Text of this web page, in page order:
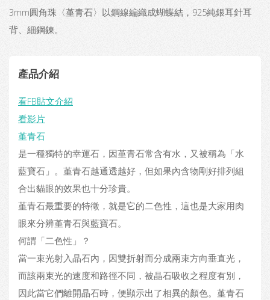
3mm圓角珠〈堇青石〉以鋼線編織成蝴蝶結，925純銀耳針耳
背、細鋼鍊。
產品介紹
看FB貼文介紹
看影片
堇青石
是一種獨特的幸運石，因堇青石常含有水，又被稱為「水
藍寶石」。堇青石越通透越好，但如果內含物剛好排列組
合出貓眼的效果也十分珍貴。
堇青石最重要的特徵，就是它的二色性，這也是大家用肉
眼來分辨堇青石與藍寶石。
何謂「二色性」？
當一束光射入晶石內，因雙折射而分成兩束方向垂直光，
而該兩束光的速度和路徑不同，被晶石吸收之程度有別，
因此當它們離開晶石時，便顯示出了相異的顏色。堇青石